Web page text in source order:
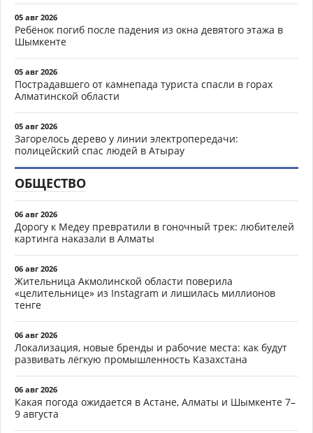
05 авг 2026
Ребёнок погиб после падения из окна девятого этажа в
Шымкенте
05 авг 2026
Пострадавшего от камнепада туриста спасли в горах
Алматинской области
05 авг 2026
Загорелось дерево у линии электропередачи:
полицейский спас людей в Атырау
ОБЩЕСТВО
06 авг 2026
Дорогу к Медеу превратили в гоночный трек: любителей
картинга наказали в Алматы
06 авг 2026
Жительница Акмолинской области поверила
«целительнице» из Instagram и лишилась миллионов
тенге
06 авг 2026
Локализация, новые бренды и рабочие места: как будут
развивать лёгкую промышленность Казахстана
06 авг 2026
Какая погода ожидается в Астане, Алматы и Шымкенте 7–
9 августа